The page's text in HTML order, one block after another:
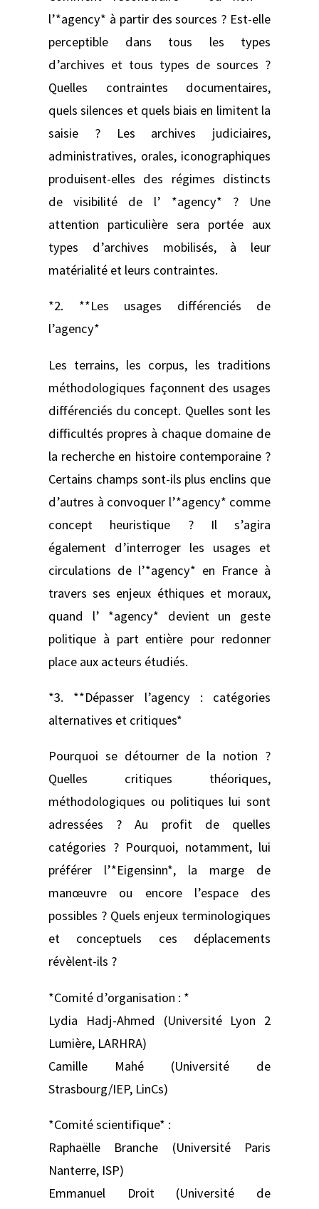
l’*agency* à partir des sources ? Est-elle
perceptible dans tous les types
d’archives et tous types de sources ?
Quelles contraintes documentaires,
quels silences et quels biais en limitent la
saisie ? Les archives judiciaires,
administratives, orales, iconographiques
produisent-elles des régimes distincts
de visibilité de l’ *agency* ? Une
attention particulière sera portée aux
types d’archives mobilisés, à leur
matérialité et leurs contraintes.
*2. **Les usages différenciés de
l’agency*
Les terrains, les corpus, les traditions
méthodologiques façonnent des usages
différenciés du concept. Quelles sont les
difficultés propres à chaque domaine de
la recherche en histoire contemporaine ?
Certains champs sont-ils plus enclins que
d’autres à convoquer l’*agency* comme
concept heuristique ? Il s’agira
également d’interroger les usages et
circulations de l’*agency* en France à
travers ses enjeux éthiques et moraux,
quand l’ *agency* devient un geste
politique à part entière pour redonner
place aux acteurs étudiés.
*3. **Dépasser l’agency : catégories
alternatives et critiques*
Pourquoi se détourner de la notion ?
Quelles critiques théoriques,
méthodologiques ou politiques lui sont
adressées ? Au profit de quelles
catégories ? Pourquoi, notamment, lui
préférer l’*Eigensinn*, la marge de
manœuvre ou encore l’espace des
possibles ? Quels enjeux terminologiques
et conceptuels ces déplacements
révèlent-ils ?
*Comité d’organisation : *
Lydia Hadj-Ahmed (Université Lyon 2
Lumière, LARHRA)
Camille Mahé (Université de
Strasbourg/IEP, LinCs)
*Comité scientifique* :
Raphaëlle Branche (Université Paris
Nanterre, ISP)
Emmanuel Droit (Université de